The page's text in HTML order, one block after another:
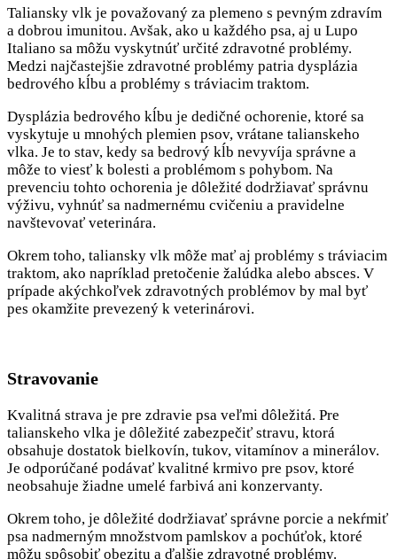
Taliansky vlk je považovaný za plemeno s pevným zdravím
a dobrou imunitou. Avšak, ako u každého psa, aj u Lupo
Italiano sa môžu vyskytnúť určité zdravotné problémy.
Medzi najčastejšie zdravotné problémy patria dysplázia
bedrového kĺbu a problémy s tráviacim traktom.
Dysplázia bedrového kĺbu je dedičné ochorenie, ktoré sa
vyskytuje u mnohých plemien psov, vrátane talianskeho
vlka. Je to stav, kedy sa bedrový kĺb nevyvíja správne a
môže to viesť k bolesti a problémom s pohybom. Na
prevenciu tohto ochorenia je dôležité dodržiavať správnu
výživu, vyhnúť sa nadmernému cvičeniu a pravidelne
navštevovať veterinára.
Okrem toho, taliansky vlk môže mať aj problémy s tráviacim
traktom, ako napríklad pretočenie žalúdka alebo absces. V
prípade akýchkoľvek zdravotných problémov by mal byť
pes okamžite prevezený k veterinárovi.
Stravovanie
Kvalitná strava je pre zdravie psa veľmi dôležitá. Pre
talianskeho vlka je dôležité zabezpečiť stravu, ktorá
obsahuje dostatok bielkovín, tukov, vitamínov a minerálov.
Je odporúčané podávať kvalitné krmivo pre psov, ktoré
neobsahuje žiadne umelé farbivá ani konzervanty.
Okrem toho, je dôležité dodržiavať správne porcie a nekŕmiť
psa nadmerným množstvom pamlskov a pochúťok, ktoré
môžu spôsobiť obezitu a ďalšie zdravotné problémy.